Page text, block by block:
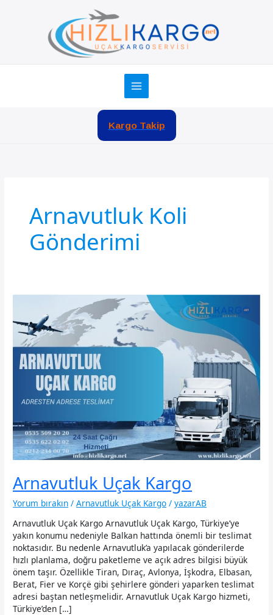
Kargo Takip
Arnavutluk Koli
Gönderimi
Arnavutluk Uçak Kargo
Yorum bırakın /Arnavutluk Uçak Kargo /yazarAB
Arnavutluk Uçak Kargo Arnavutluk Uçak Kargo, Türkiye’ye
yakın konumu nedeniyle Balkan hattında önemli bir teslimat
noktasıdır. Bu nedenle Arnavutluk’a yapılacak gönderilerde
hızlı planlama, doğru paketleme ve açık adres bilgisi büyük
önem taşır. Özellikle Tiran, Dıraç, Avlonya, İşkodra, Elbasan,
Berat, Fier ve Korçë gibi şehirlere gönderi yaparken teslimat
adresi baştan netleşmelidir. Arnavutluk Uçak Kargo hizmeti,
Türkiye’den […]